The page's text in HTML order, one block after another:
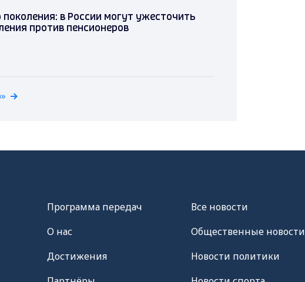
в России могут ужесточить
против пенсионеров
Программа передач
О нас
Достижения
Все новости
Общественные новости
Новости политики